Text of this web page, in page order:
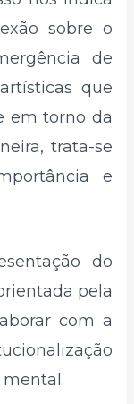
sobre o
de
que
em torno da
trata-se
e
do
pela
com a
mental.